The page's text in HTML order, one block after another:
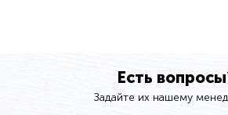
Есть
Задайте их нашему